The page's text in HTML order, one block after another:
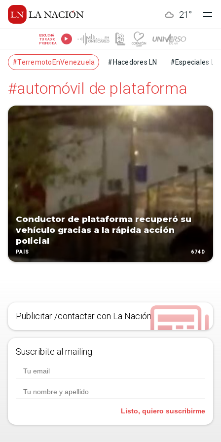
21 °
ESCUCHÁ
TU RADIO
PREFERIDA
#TerremotoEnVenezuela #Hacedores LN #Especiales LN
#automóvil de plataforma
Conductor de plataforma recuperó su
vehículo gracias a la rápida acción
policial
PAÍS 674D
Publicitar /contactar con La Nación
Suscribite al mailing.
Listo, quiero suscribirme